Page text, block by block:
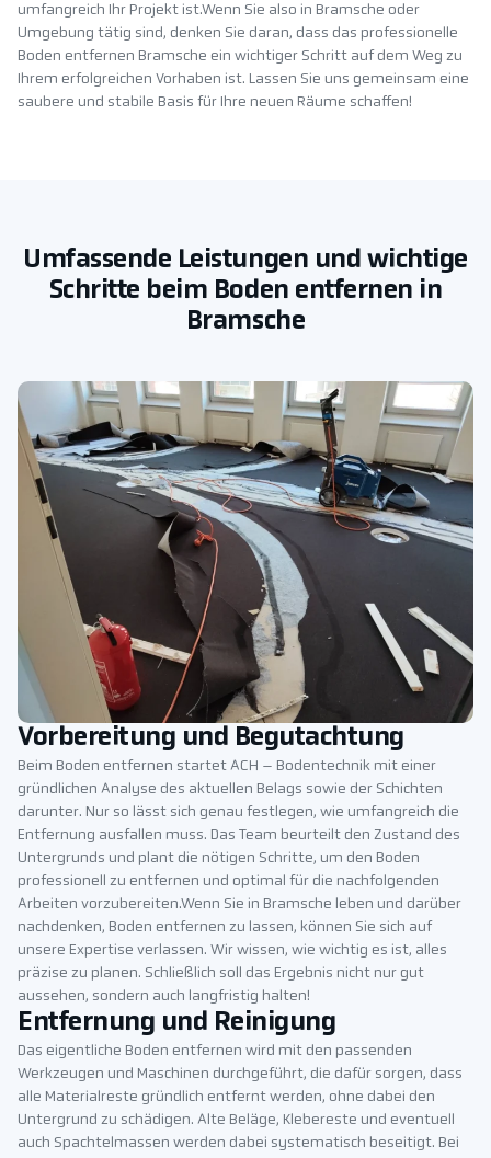
umfangreich Ihr Projekt ist.Wenn Sie also in Bramsche oder
Umgebung tätig sind, denken Sie daran, dass das professionelle
Boden entfernen Bramsche ein wichtiger Schritt auf dem Weg zu
Ihrem erfolgreichen Vorhaben ist. Lassen Sie uns gemeinsam eine
saubere und stabile Basis für Ihre neuen Räume schaffen!
Umfassende Leistungen und wichtige
Schritte beim Boden entfernen in
Bramsche
Vorbereitung und Begutachtung
Beim Boden entfernen startet ACH – Bodentechnik mit einer
gründlichen Analyse des aktuellen Belags sowie der Schichten
darunter. Nur so lässt sich genau festlegen, wie umfangreich die
Entfernung ausfallen muss. Das Team beurteilt den Zustand des
Untergrunds und plant die nötigen Schritte, um den Boden
professionell zu entfernen und optimal für die nachfolgenden
Arbeiten vorzubereiten.Wenn Sie in Bramsche leben und darüber
nachdenken, Boden entfernen zu lassen, können Sie sich auf
unsere Expertise verlassen. Wir wissen, wie wichtig es ist, alles
präzise zu planen. Schließlich soll das Ergebnis nicht nur gut
aussehen, sondern auch langfristig halten!
Entfernung und Reinigung
Das eigentliche Boden entfernen wird mit den passenden
Werkzeugen und Maschinen durchgeführt, die dafür sorgen, dass
alle Materialreste gründlich entfernt werden, ohne dabei den
Untergrund zu schädigen. Alte Beläge, Klebereste und eventuell
auch Spachtelmassen werden dabei systematisch beseitigt. Bei